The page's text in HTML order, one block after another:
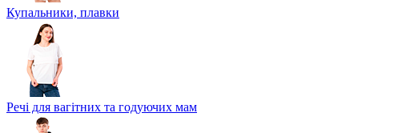
Купальники, плавки
Речі для вагітних та годуючих мам